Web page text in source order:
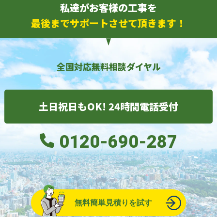
私達がお客様の工事を
最後までサポートさせて頂きます！
全国対応無料相談ダイヤル
土日祝日もOK! 24時間電話受付
0120-690-287
無料簡単見積りを試す